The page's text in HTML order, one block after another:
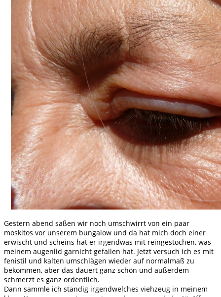
Gestern abend saßen wir noch umschwirrt von ein paar
moskitos vor unserem bungalow und da hat mich doch einer
erwischt und scheins hat er irgendwas mit reingestochen, was
meinem augenlid garnicht gefallen hat. Jetzt versuch ich es mit
fenistil und kalten umschlägen wieder auf normalmaß zu
bekommen, aber das dauert ganz schön und außerdem
schmerzt es ganz ordentlich.
Dann sammle ich ständig irgendwelches viehzeug in meinem